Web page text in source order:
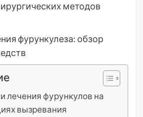
методов
лечения фурункулов на
вызревания